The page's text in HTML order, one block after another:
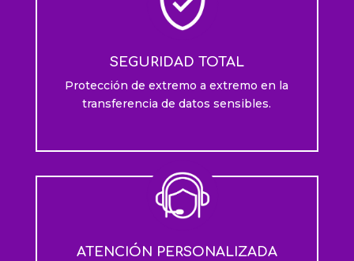
SEGURIDAD TOTAL
Protección de extremo a extremo en la
transferencia de datos sensibles.
ATENCIÓN PERSONALIZADA